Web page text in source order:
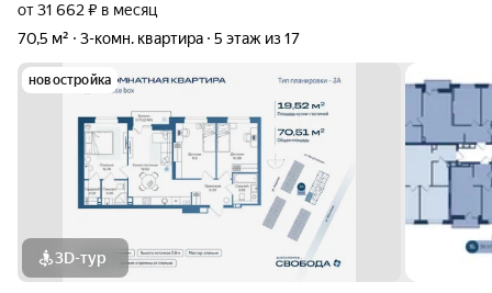
от 31 662 ₽ в месяц
70,5 м²
3-комн. квартира 5 этаж из 17
новостройка
3D-тур